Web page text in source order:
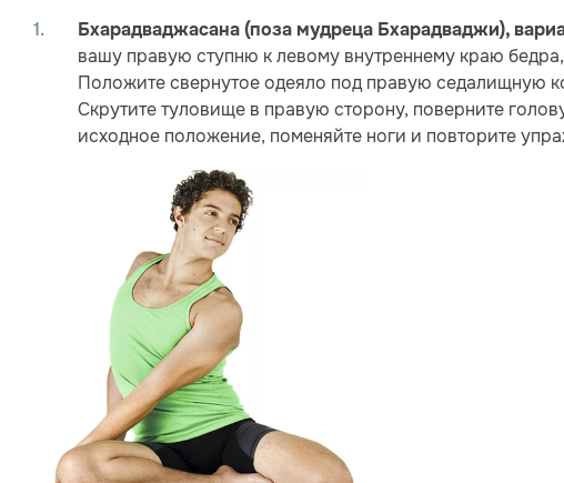
Бхарадваджасана (поза мудреца Бхарадваджи),
вашу правую ступню к левому внутреннему краю
Положите свернутое одеяло под правую седалищную
Скрутите туловище в правую сторону, поверните
исходное положение, поменяйте ноги и повторите